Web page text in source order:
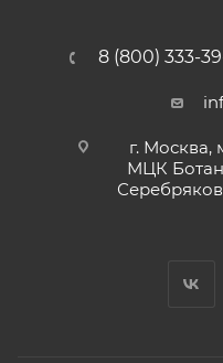
8 (800) 333-
г. Москва,
МЦК